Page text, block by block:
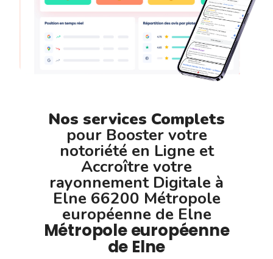
Nos services Complets
pour Booster votre
notoriété en Ligne et
Accroître votre
rayonnement Digitale à
Elne 66200 Métropole
européenne de Elne
Métropole européenne
de Elne